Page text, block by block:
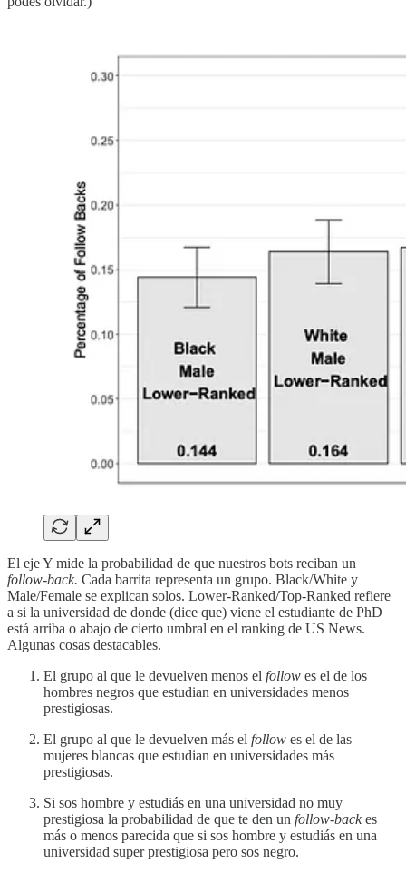
El eje Y mide la probabilidad de que nuestros bots reciban un
follow-back. Cada barrita representa un grupo. Black/White y
Male/Female se explican solos. Lower-Ranked/Top-Ranked refiere
a si la universidad de donde (dice que) viene el estudiante de PhD
está arriba o abajo de cierto umbral en el ranking de US News.
Algunas cosas destacables.
El grupo al que le devuelven menos el follow es el de los
hombres negros que estudian en universidades menos
prestigiosas.
El grupo al que le devuelven más el follow es el de las
mujeres blancas que estudian en universidades más
prestigiosas.
Si sos hombre y estudiás en una universidad no muy
prestigiosa la probabilidad de que te den un follow-backes
más o menos parecida que si sos hombre y estudiás en una
universidad super prestigiosa pero sos negro.